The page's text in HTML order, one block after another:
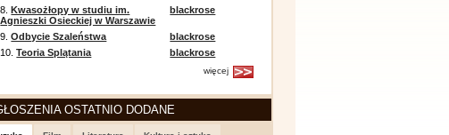
8.Kwasożłopy w studiu im.
Agnieszki Osieckiej w Warszawie
blackrose
9.Odbycie Szaleństwa
blackrose
10.Teoria Splątania blackrose
więcej
OSTATNIO DODANE